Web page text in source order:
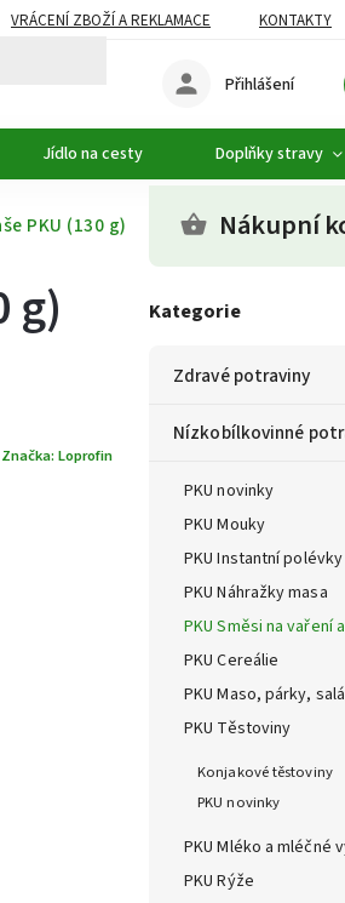
VRÁCENÍ ZBOŽÍ A REKLAMACE
KONTAKTY
Přihlášení
Jídlo na cesty Doplňky stravy
PKU (130 g) Nákupní
Kategorie
Zdravé potraviny
Nízkobílkovinné
PKU novinky
PKU Mouky
PKU Instantní polévky
PKU Náhražky masa
PKU Směsi na vaření
PKU Cereálie
PKU Maso, párky,
PKU Těstoviny
Konjakové těstoviny
PKU novinky
PKU Mléko a mléčné
PKU Rýže
g)
Značka: Loprofin